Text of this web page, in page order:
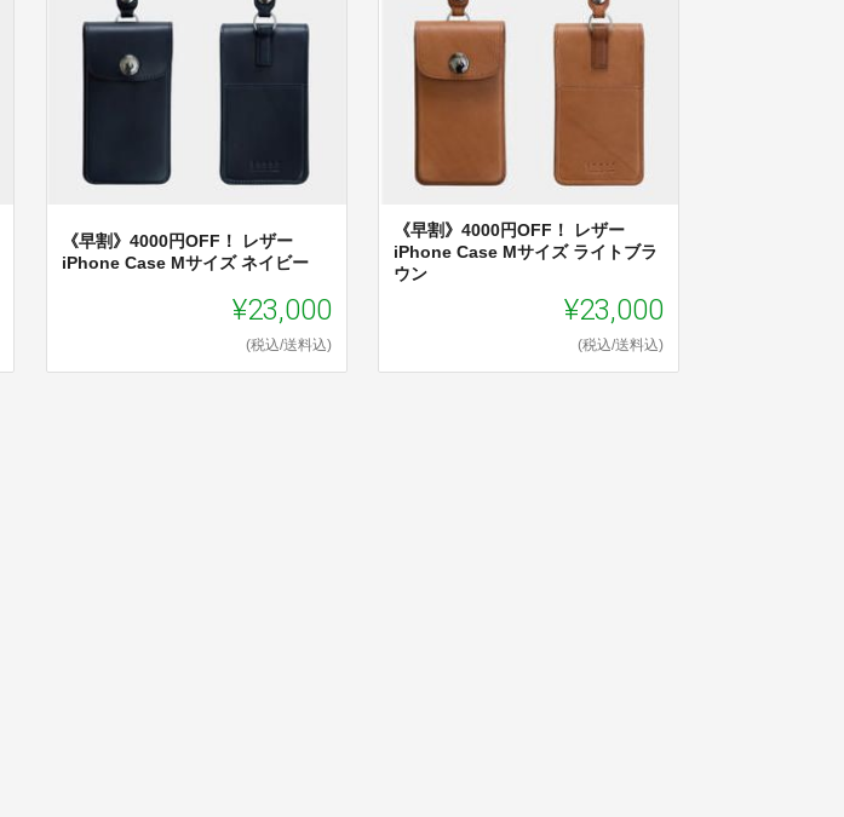
《早割》4000円OFF！ レザー
iPhone Case Mサイズ ネイビー
¥23,000
(税込/送料込)
《早割》4000円OFF！ レザー
iPhone Case Mサイズ ライトブラ
ウン
¥23,000
(税込/送料込)